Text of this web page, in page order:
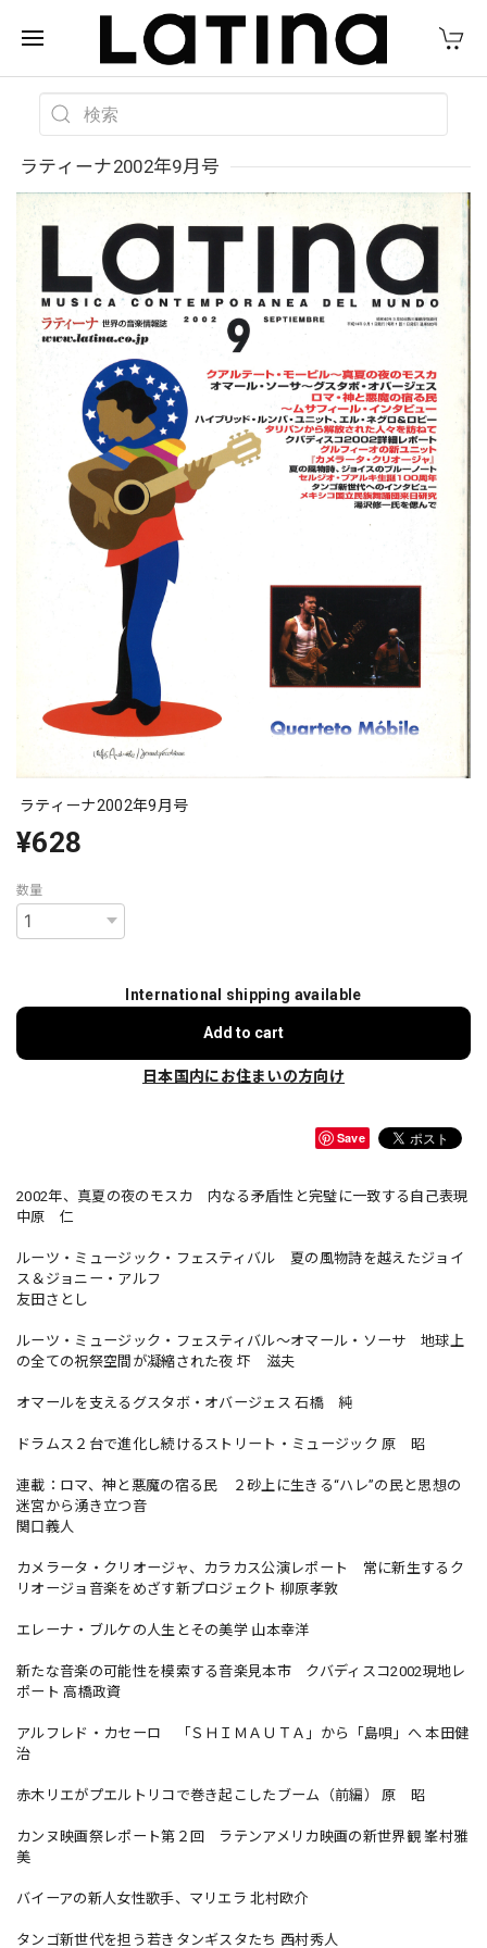
ラティーナ2002年9月号
ラティーナ2002年9月号
¥628
数量
International shipping available
Add to cart
日本国内にお住まいの方向け
Save
2002年、真夏の夜のモスカ 内なる矛盾性と完璧に一致する自己表現
中原 仁
ルーツ・ミュージック・フェスティバル 夏の風物詩を越えたジョイ
ス＆ジョニー・アルフ
友田さとし
ルーツ・ミュージック・フェスティバル〜オマール・ソーサ 地球上
の全ての祝祭空間が凝縮された夜 圷 滋夫
オマールを支えるグスタボ・オバージェス 石橋 純
ドラムス２台で進化し続けるストリート・ミュージック 原 昭
連載：ロマ、神と悪魔の宿る民 ２砂上に生きる“ハレ”の民と思想の
迷宮から湧き立つ音
関口義人
カメラータ・クリオージャ、カラカス公演レポート 常に新生するク
リオージョ音楽をめざす新プロジェクト 柳原孝敦
エレーナ・ブルケの人生とその美学 山本幸洋
新たな音楽の可能性を模索する音楽見本市 クバディスコ2002現地レ
ポート 高橋政資
アルフレド・カセーロ 「ＳＨＩＭＡＵＴＡ」から「島唄」へ 本田健
治
赤木リエがプエルトリコで巻き起こしたブーム（前編） 原 昭
カンヌ映画祭レポート第２回 ラテンアメリカ映画の新世界観 峯村雅
美
バイーアの新人女性歌手、マリエラ 北村欧介
タンゴ新世代を担う若きタンギスタたち 西村秀人